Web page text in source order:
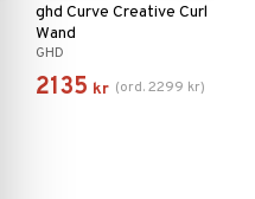
ghd Curve Creative Curl
Wand
GHD
2135 kr (ord.2299 kr)